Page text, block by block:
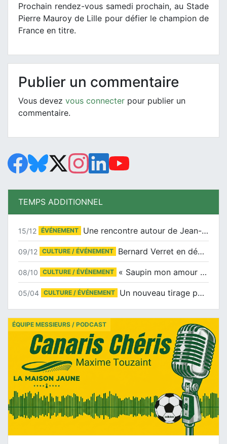
Prochain rendez-vous samedi prochain, au Stade
Pierre Mauroy de Lille pour défier le champion de
France en titre.
Publier un commentaire
Vous devez vous connecter pour publier un
commentaire.
TEMPS ADDITIONNEL
15/12 ÉVÉNEMENT Une rencontre autour de Jean-Claude Suaudeau
09/12 CULTURE / ÉVÉNEMENT Bernard Verret en dédicaces le samedi 13 décembre à l’Espace Culturel Atlantis
08/10 CULTURE / ÉVÉNEMENT « Saupin mon amour » au salon du livre de Trentemoult
05/04 CULTURE / ÉVÉNEMENT Un nouveau tirage pour le Docu-BD
ÉQUIPE MESSIEURS / PODCAST